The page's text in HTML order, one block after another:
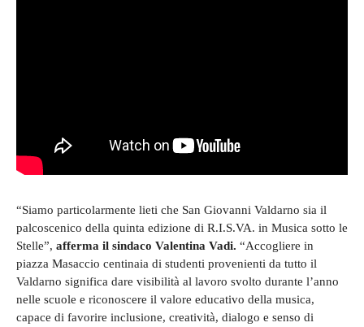
“Siamo particolarmente lieti che San Giovanni Valdarno sia il
palcoscenico della quinta edizione di R.I.S.VA. in Musica sotto le
Stelle”, afferma il sindaco Valentina Vadi. “Accogliere in
piazza Masaccio centinaia di studenti provenienti da tutto il
Valdarno significa dare visibilità al lavoro svolto durante l’anno
nelle scuole e riconoscere il valore educativo della musica,
capace di favorire inclusione, creatività, dialogo e senso di